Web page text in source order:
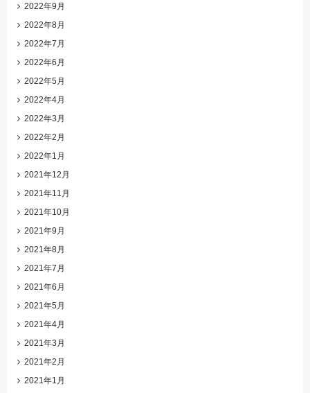
2022年9月
2022年8月
2022年7月
2022年6月
2022年5月
2022年4月
2022年3月
2022年2月
2022年1月
2021年12月
2021年11月
2021年10月
2021年9月
2021年8月
2021年7月
2021年6月
2021年5月
2021年4月
2021年3月
2021年2月
2021年1月